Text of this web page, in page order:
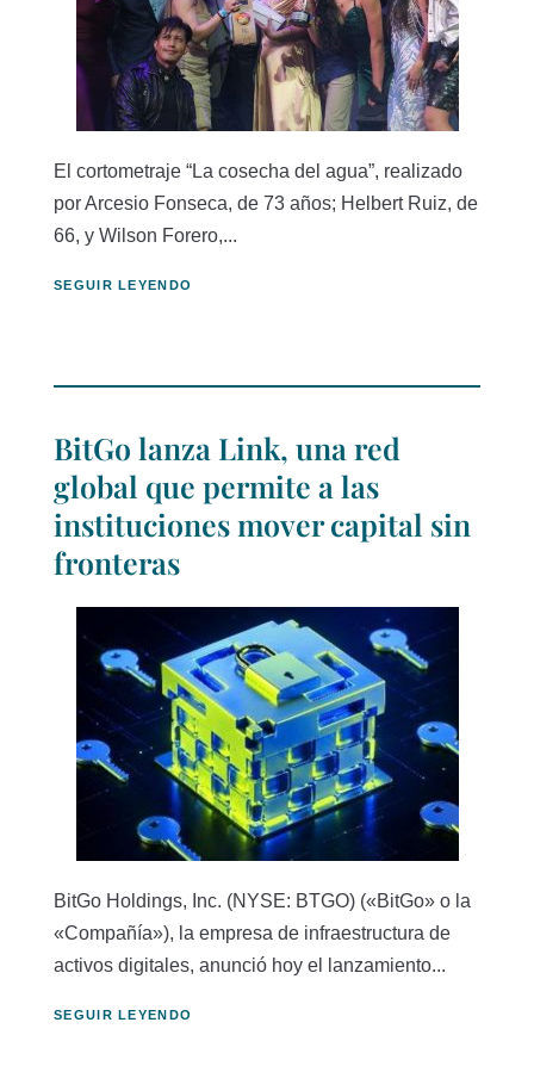
El cortometraje “La cosecha del agua”, realizado
por Arcesio Fonseca, de 73 años; Helbert Ruiz, de
66, y Wilson Forero,...
SEGUIR LEYENDO
BitGo lanza Link, una red
global que permite a las
instituciones mover capital sin
fronteras
BitGo Holdings, Inc. (NYSE: BTGO) («BitGo» o la
«Compañía»), la empresa de infraestructura de
activos digitales, anunció hoy el lanzamiento...
SEGUIR LEYENDO